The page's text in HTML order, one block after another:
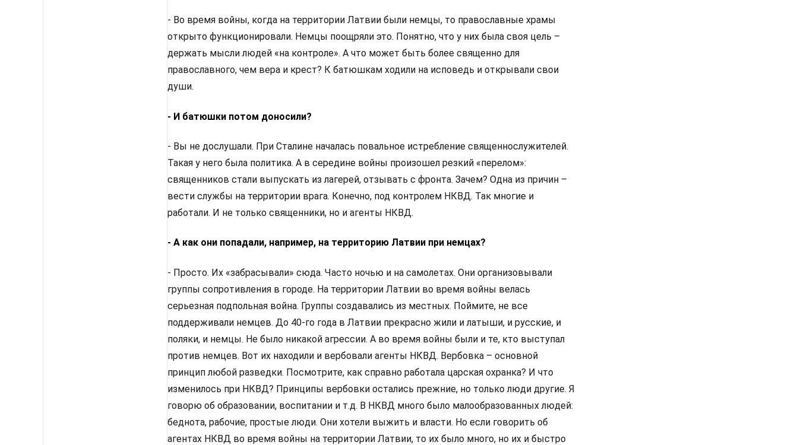
- Во время войны, когда на территории Латвии были немцы, то православные храмы
открыто функционировали. Немцы поощряли это. Понятно, что у них была своя цель –
держать мысли людей «на контроле». А что может быть более священно для
православного, чем вера и крест? К батюшкам ходили на исповедь и открывали свои
души.
- И батюшки потом доносили?
- Вы не дослушали. При Сталине началась повальное истребление священнослужителей.
Такая у него была политика. А в середине войны произошел резкий «перелом»:
священников стали выпускать из лагерей, отзывать с фронта. Зачем? Одна из причин –
вести службы на территории врага. Конечно, под контролем НКВД. Так многие и
работали. И не только священники, но и агенты НКВД.
- А как они попадали, например, на территорию Латвии при немцах?
- Просто. Их «забрасывали» сюда. Часто ночью и на самолетах. Они организовывали
группы сопротивления в городе. На территории Латвии во время войны велась
серьезная подпольная война. Группы создавались из местных. Поймите, не все
поддерживали немцев. До 40-го года в Латвии прекрасно жили и латыши, и русские, и
поляки, и немцы. Не было никакой агрессии. А во время войны были и те, кто выступал
против немцев. Вот их находили и вербовали агенты НКВД. Вербовка – основной
принцип любой разведки. Посмотрите, как справно работала царская охранка? И что
изменилось при НКВД? Принципы вербовки остались прежние, но только люди другие. Я
говорю об образовании, воспитании и т.д. В НКВД много было малообразованных людей:
беднота, рабочие, простые люди. Они хотели выжить и власти. Но если говорить об
агентах НКВД во время войны на территории Латвии, то их было много, но их и быстро